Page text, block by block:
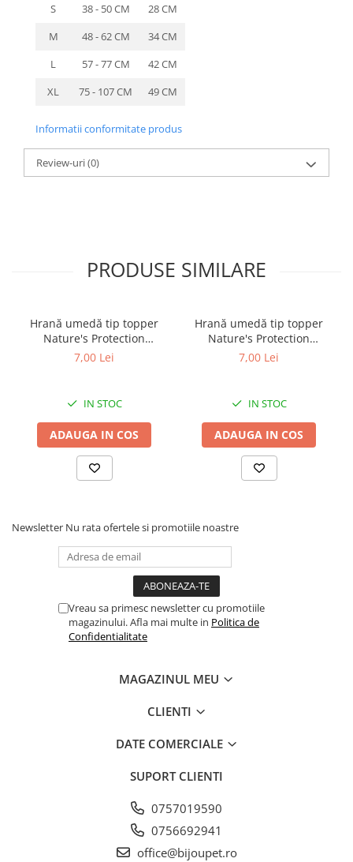
S
38 - 50 CM
28 CM
M
48 - 62 CM
34 CM
L
57 - 77 CM
42 CM
XL
75 - 107 CM 49 CM
Informatii conformitate produs
Review-uri(0)
PRODUSE SIMILARE
Hrană umedă tip topper
Nature's Protection
Superior Care cu Ton și
eliminarea petelor din jurul
7,00 Lei
IN STOC
ADAUGA IN COS
Hrană umedă tip topper
Nature's Protection
Superior Care cu Ton și
eliminarea petelor din jurul
7,00 Lei
IN STOC
ADAUGA IN COS
Newsletter Nu rata ofertele si promotiile noastre
Vreau sa primesc newsletter cu promotiile
magazinului. Afla mai multe in Politica de
Confidentialitate
MAGAZINUL MEU
CLIENTI
DATE COMERCIALE
SUPORT CLIENTI
0757019590
0756692941
office@bijoupet.ro